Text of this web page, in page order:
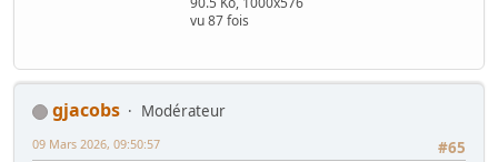
vu 87 fois
gjacobs
Modérateur
#65
09 Mars 2026, 09:50:57